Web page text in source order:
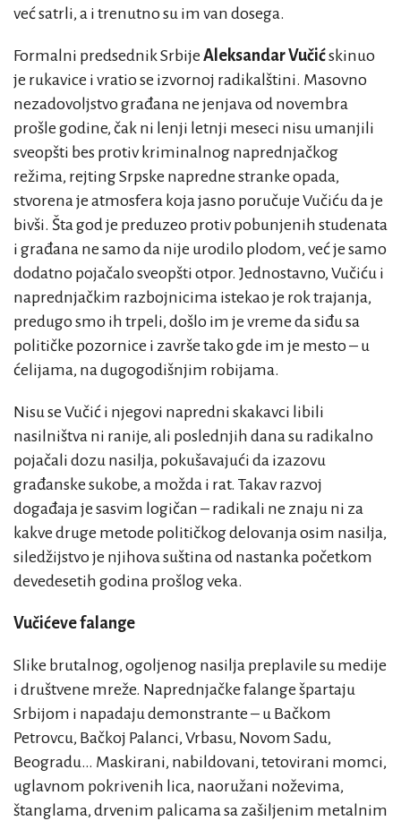
već satrli, a i trenutno su im van dosega.
Formalni predsednik Srbije Aleksandar Vučićskinuo
je rukavice i vratio se izvornoj radikalštini. Masovno
nezadovoljstvo građana ne jenjava od novembra
prošle godine, čak ni lenji letnji meseci nisu umanjili
sveopšti bes protiv kriminalnog naprednjačkog
režima, rejting Srpske napredne stranke opada,
stvorena je atmosfera koja jasno poručuje Vučiću da je
bivši. Šta god je preduzeo protiv pobunjenih studenata
i građana ne samo da nije urodilo plodom, već je samo
dodatno pojačalo sveopšti otpor. Jednostavno, Vučiću i
naprednjačkim razbojnicima istekao je rok trajanja,
predugo smo ih trpeli, došlo im je vreme da siđu sa
političke pozornice i završe tako gde im je mesto – u
ćelijama, na dugogodišnjim robijama.
Nisu se Vučić i njegovi napredni skakavci libili
nasilništva ni ranije, ali poslednjih dana su radikalno
pojačali dozu nasilja, pokušavajući da izazovu
građanske sukobe, a možda i rat. Takav razvoj
događaja je sasvim logičan – radikali ne znaju ni za
kakve druge metode političkog delovanja osim nasilja,
siledžijstvo je njihova suština od nastanka početkom
devedesetih godina prošlog veka.
Vučićeve falange
Slike brutalnog, ogoljenog nasilja preplavile su medije
i društvene mreže. Naprednjačke falange špartaju
Srbijom i napadaju demonstrante – u Bačkom
Petrovcu, Bačkoj Palanci, Vrbasu, Novom Sadu,
Beogradu… Maskirani, nabildovani, tetovirani momci,
uglavnom pokrivenih lica, naoružani noževima,
štanglama, drvenim palicama sa zašiljenim metalnim